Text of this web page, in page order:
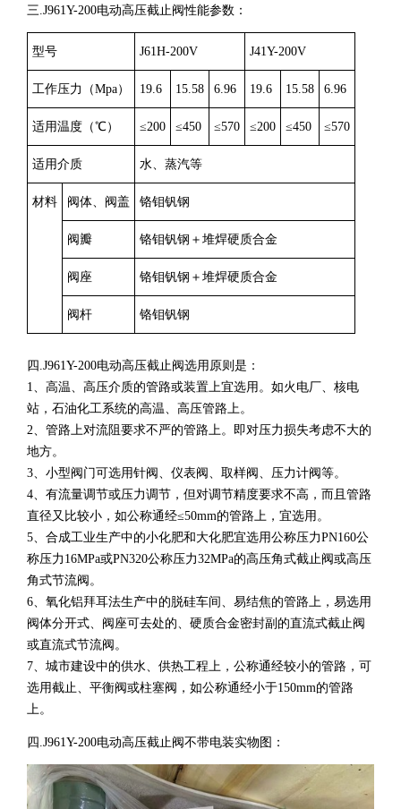
三.J961Y-200电动高压截止阀性能参数：
型号 J61H-200V J41Y-200V
工作压力（Mpa） 19.6 15.58 6.96 19.6 15.58 6.96
适用温度（℃） ≤200 ≤450 ≤570 ≤200 ≤450 ≤570
适用介质 水、蒸汽等
材料 阀体、阀盖 铬钼钒钢
阀瓣 铬钼钒钢＋堆焊硬质合金
阀座 铬钼钒钢＋堆焊硬质合金
阀杆 铬钼钒钢
四.J961Y-200电动高压截止阀选用原则是：
1、高温、高压介质的管路或装置上宜选用。如火电厂、核电
站，石油化工系统的高温、高压管路上。
2、管路上对流阻要求不严的管路上。即对压力损失考虑不大的
地方。
3、小型阀门可选用针阀、仪表阀、取样阀、压力计阀等。
4、有流量调节或压力调节，但对调节精度要求不高，而且管路
直径又比较小，如公称通经≤50mm的管路上，宜选用。
5、合成工业生产中的小化肥和大化肥宜选用公称压力PN160公
称压力16MPa或PN320公称压力32MPa的高压角式截止阀或高压
角式节流阀。
6、氧化铝拜耳法生产中的脱硅车间、易结焦的管路上，易选用
阀体分开式、阀座可去处的、硬质合金密封副的直流式截止阀
或直流式节流阀。
7、城市建设中的供水、供热工程上，公称通经较小的管路，可
选用截止、平衡阀或柱塞阀，如公称通经小于150mm的管路
上。
四.J961Y-200电动高压截止阀不带电装实物图：